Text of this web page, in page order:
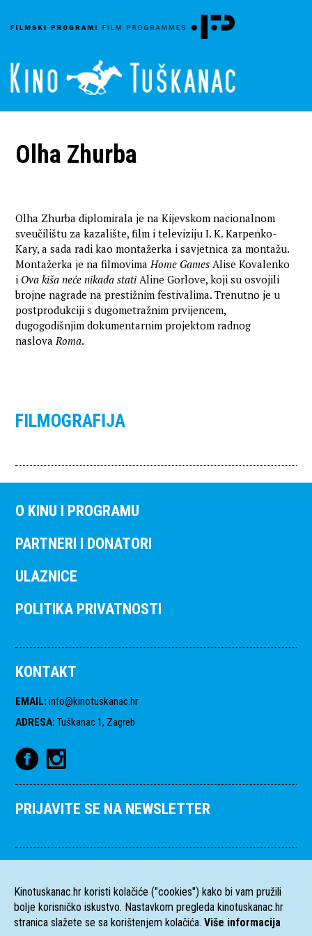
Olha Zhurba
Olha Zhurba diplomirala je na Kijevskom nacionalnom
sveučilištu za kazalište, film i televiziju I. K. Karpenko-
Kary, a sada radi kao montažerka i savjetnica za montažu.
Montažerka je na filmovimaHome Games Alise Kovalenko
i Ova kiša neće nikada stati Aline Gorlove, koji su osvojili
brojne nagrade na prestižnim festivalima. Trenutno je u
postprodukciji s dugometražnim prvijencem,
dugogodišnjim dokumentarnim projektom radnog
naslovaRoma.
FILMOGRAFIJA
O KINU I PROGRAMU
PARTNERI I DONATORI
ULAZNICE
POLITIKA PRIVATNOSTI
KONTAKT
EMAIL: info@kinotuskanac.hr
ADRESA: Tuškanac 1, Zagreb
PRIJAVITE SE NA NEWSLETTER
Kinotuskanac.hr koristi kolačiće ("cookies") kako bi vam pružili
bolje korisničko iskustvo. Nastavkom pregleda kinotuskanac.hr
stranica slažete se sa korištenjem kolačića. Više informacija